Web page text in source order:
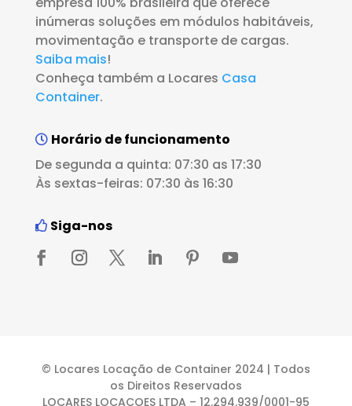
inúmeras soluções em módulos habitáveis,
movimentação e transporte de cargas.
Saiba mais!
Conheça também a Locares Casa
Container.
Horário de funcionamento
De segunda a quinta: 07:30 as 17:30
Às sextas-feiras: 07:30 às 16:30
Siga-nos
© Locares Locação de Container 2024 | Todos
os Direitos Reservados
LOCARES LOCACOES LTDA – 12.294.939/0001-95